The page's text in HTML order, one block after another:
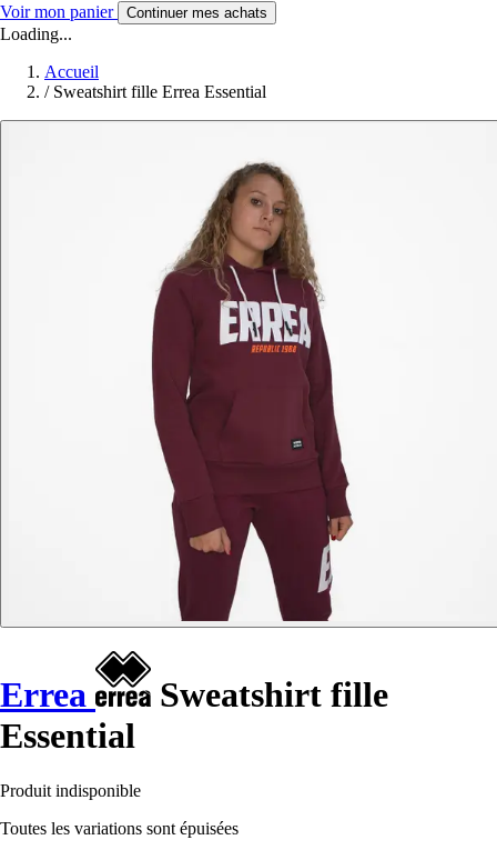
Voir mon panier Continuer mes achats
Loading...
Accueil
/ Sweatshirt fille Errea Essential
Errea
Sweatshirt fille
Essential
Produit indisponible
Toutes les variations sont épuisées